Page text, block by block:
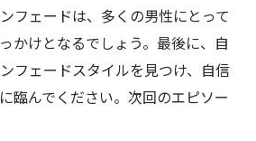
フェードは、多くの男性にとって
かけとなるでしょう。最後に、自
フェードスタイルを見つけ、自信
臨んでください。次回のエピソー